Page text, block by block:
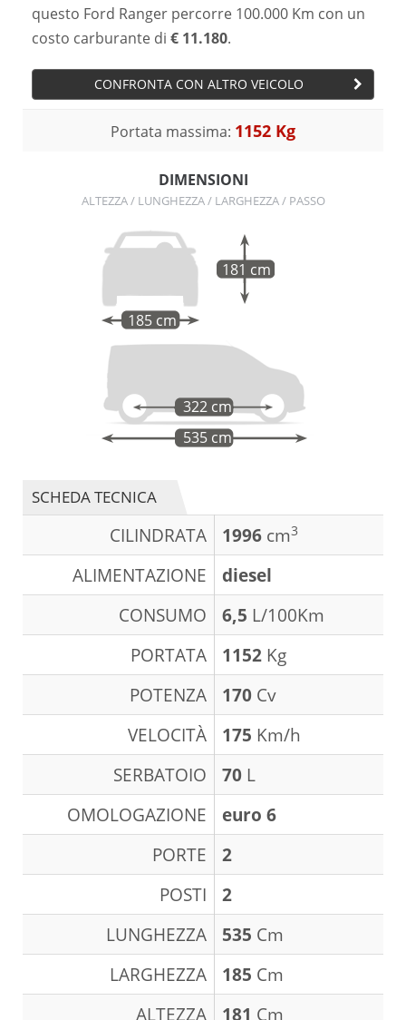
questo Ford Ranger percorre 100.000 Km con un
costo carburante di € 11.180.
CONFRONTA CON ALTRO VEICOLO
Portata massima: 1152 Kg
DIMENSIONI
ALTEZZA / LUNGHEZZA / LARGHEZZA / PASSO
185 cm
181 cm
535 cm
322 cm
SCHEDA TECNICA
CILINDRATA 1996 cm3
ALIMENTAZIONE
diesel
CONSUMO
6,5 L/100Km
PORTATA
1152 Kg
POTENZA
170 Cv
VELOCITÀ
175 Km/h
SERBATOIO
70 L
OMOLOGAZIONE
euro 6
PORTE
2
POSTI
2
LUNGHEZZA
535 Cm
LARGHEZZA
185 Cm
ALTEZZA
181 Cm